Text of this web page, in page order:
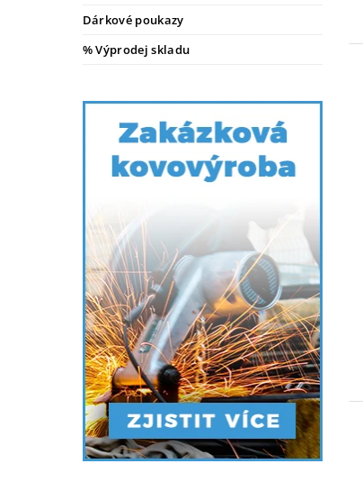
Dárkové poukazy
% Výprodej skladu